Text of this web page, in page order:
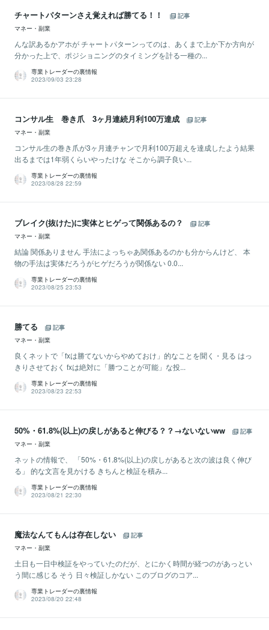
チャートパターンさえ覚えれば勝てる！！
記事
マネー・副業
んな訳あるかアホが チャートパターンってのは、あくまで上か下か方向が
分かった上で、ポジショニングのタイミングを計る一種の...
専業トレーダーの裏情報
2023/09/03 23:28
コンサル生 巻き爪 3ヶ月連続月利100万達成
記事
マネー・副業
コンサル生の巻き爪が3ヶ月連チャンで月利100万超えを達成したよう結果
出るまでは1年弱くらいやったけな そこから調子良い...
専業トレーダーの裏情報
2023/08/28 22:59
ブレイク(抜けた)に実体とヒゲって関係あるの？
記事
マネー・副業
結論 関係ありません 手法によっちゃあ関係あるのかも分からんけど、 本
物の手法は実体だろうがヒゲだろうが関係ない 0.0...
専業トレーダーの裏情報
2023/08/25 23:53
勝てる
記事
マネー・副業
良くネットで「fxは勝てないからやめておけ」的なことを聞く・見る はっ
きりさせておく fxは絶対に「勝つことが可能」な投...
専業トレーダーの裏情報
2023/08/23 22:53
50%・61.8%(以上)の戻しがあると伸びる？？→ないないww
記事
マネー・副業
ネットの情報で、 「50%・61.8%(以上)の戻しがあると次の波は良く伸び
る」 的な文言を見かける きちんと検証を積み...
専業トレーダーの裏情報
2023/08/21 22:30
魔法なんてもんは存在しない
記事
マネー・副業
土日も一日中検証をやっていたのだが、とにかく時間が経つのがあっとい
う間に感じる そう 日々検証しかない このブログのコア...
専業トレーダーの裏情報
2023/08/20 22:48